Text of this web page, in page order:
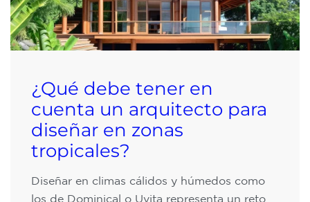
¿Qué debe tener en
cuenta un arquitecto para
diseñar en zonas
tropicales?
Diseñar en climas cálidos y húmedos como
los de Dominical o Uvita representa un reto